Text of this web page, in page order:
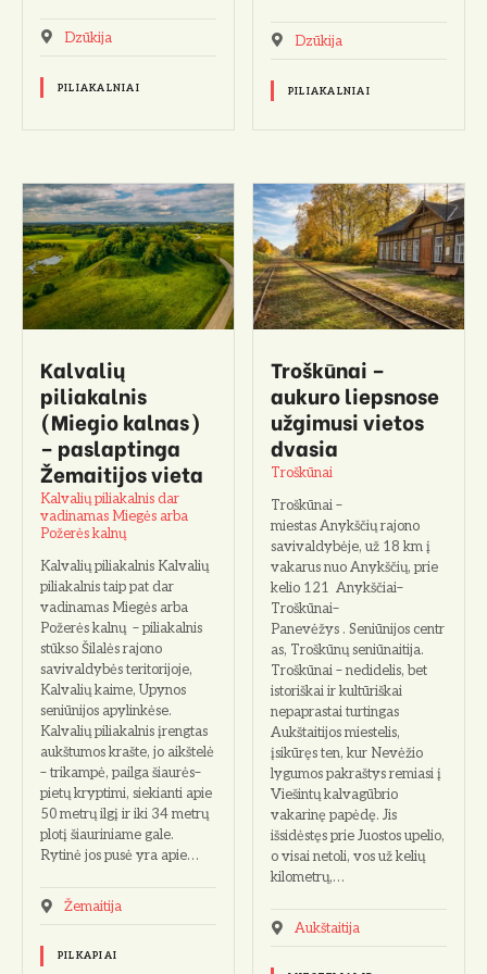
Dzūkija
PILIAKALNIAI
Dzūkija
PILIAKALNIAI
Kalvalių
piliakalnis
(Miegio kalnas)
– paslaptinga
Žemaitijos vieta
Kalvalių piliakalnis dar
vadinamas Miegės arba
Požerės kalnų
Kalvalių piliakalnis Kalvalių
piliakalnis taip pat dar
vadinamas Miegės arba
Požerės kalnų – piliakalnis
stūkso Šilalės rajono
savivaldybės teritorijoje,
Kalvalių kaime, Upynos
seniūnijos apylinkėse.
Kalvalių piliakalnis įrengtas
aukštumos krašte, jo aikštelė
– trikampė, pailga šiaurės–
pietų kryptimi, siekianti apie
50 metrų ilgį ir iki 34 metrų
plotį šiauriniame gale.
Rytinė jos pusė yra apie…
Žemaitija
PILKAPIAI
Troškūnai –
aukuro liepsnose
užgimusi vietos
dvasia
Troškūnai
Troškūnai –
miestas Anykščių rajono
savivaldybėje, už 18 km į
vakarus nuo Anykščių, prie
kelio 121 Anykščiai–
Troškūnai–
Panevėžys . Seniūnijos centr
as, Troškūnų seniūnaitija.
Troškūnai – nedidelis, bet
istoriškai ir kultūriškai
nepaprastai turtingas
Aukštaitijos miestelis,
įsikūręs ten, kur Nevėžio
lygumos pakraštys remiasi į
Viešintų kalvagūbrio
vakarinę papėdę. Jis
išsidėstęs prie Juostos upelio,
o visai netoli, vos už kelių
kilometrų,…
Aukštaitija